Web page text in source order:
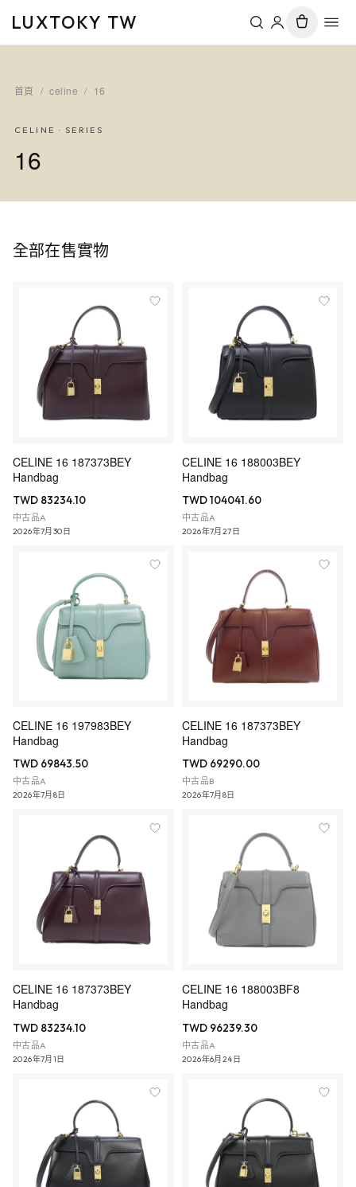
LUXTOKY TW
首頁 / celine / 16
CELINE · SERIES
16
全部在售實物
CELINE 16 187373BEY
Handbag
TWD 83234.10
中古品A
2026年7月30日
CELINE 16 188003BEY
Handbag
TWD 104041.60
中古品A
2026年7月27日
CELINE 16 197983BEY
Handbag
TWD 69843.50
中古品A
2026年7月8日
CELINE 16 187373BEY
Handbag
TWD 69290.00
中古品B
2026年7月8日
CELINE 16 187373BEY
Handbag
TWD 83234.10
中古品A
2026年7月1日
CELINE 16 188003BF8
Handbag
TWD 96239.30
中古品A
2026年6月24日